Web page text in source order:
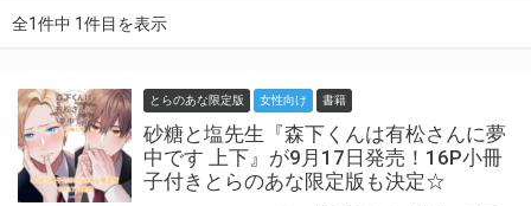
全1件中 1件目を表示
とらのあな限定版 女性向け 書籍
砂糖と塩先生『森下くんは有松さんに夢
中です 上下』が9月17日発売！16P小冊
子付きとらのあな限定版も決定☆